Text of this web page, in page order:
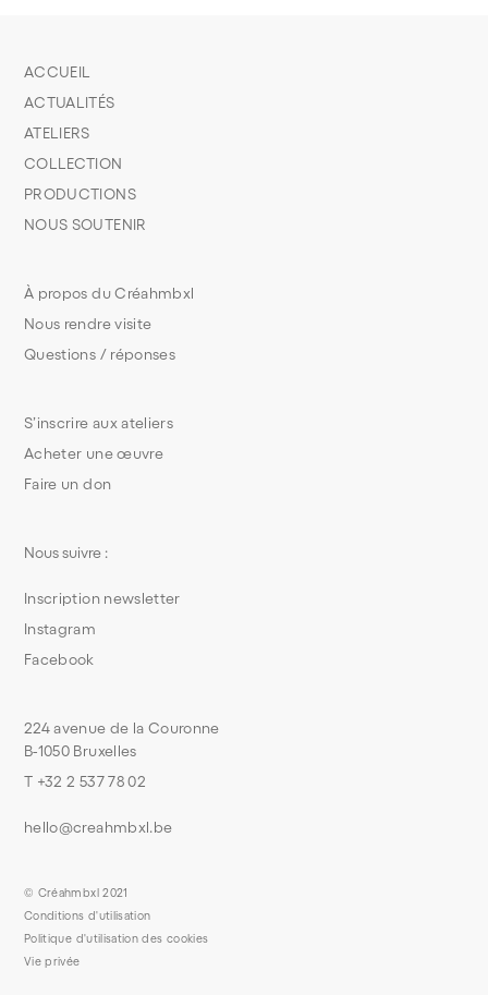
S’inscrire aux ateliers
Acheter une œuvre
Faire un don
À propos du Créahmbxl
Nous rendre visite
Questions / réponses
ACCUEIL
ACTUALITÉS
ATELIERS
COLLECTION
PRODUCTIONS
NOUS SOUTENIR
224 avenue de la Couronne
B-1050 Bruxelles
T +32 2 537 78 02
hello@creahmbxl.be
Nous suivre :
Inscription newsletter
Instagram
Facebook
© Créahmbxl 2021
Conditions d'utilisation
Politique d'utilisation des cookies
Vie privée